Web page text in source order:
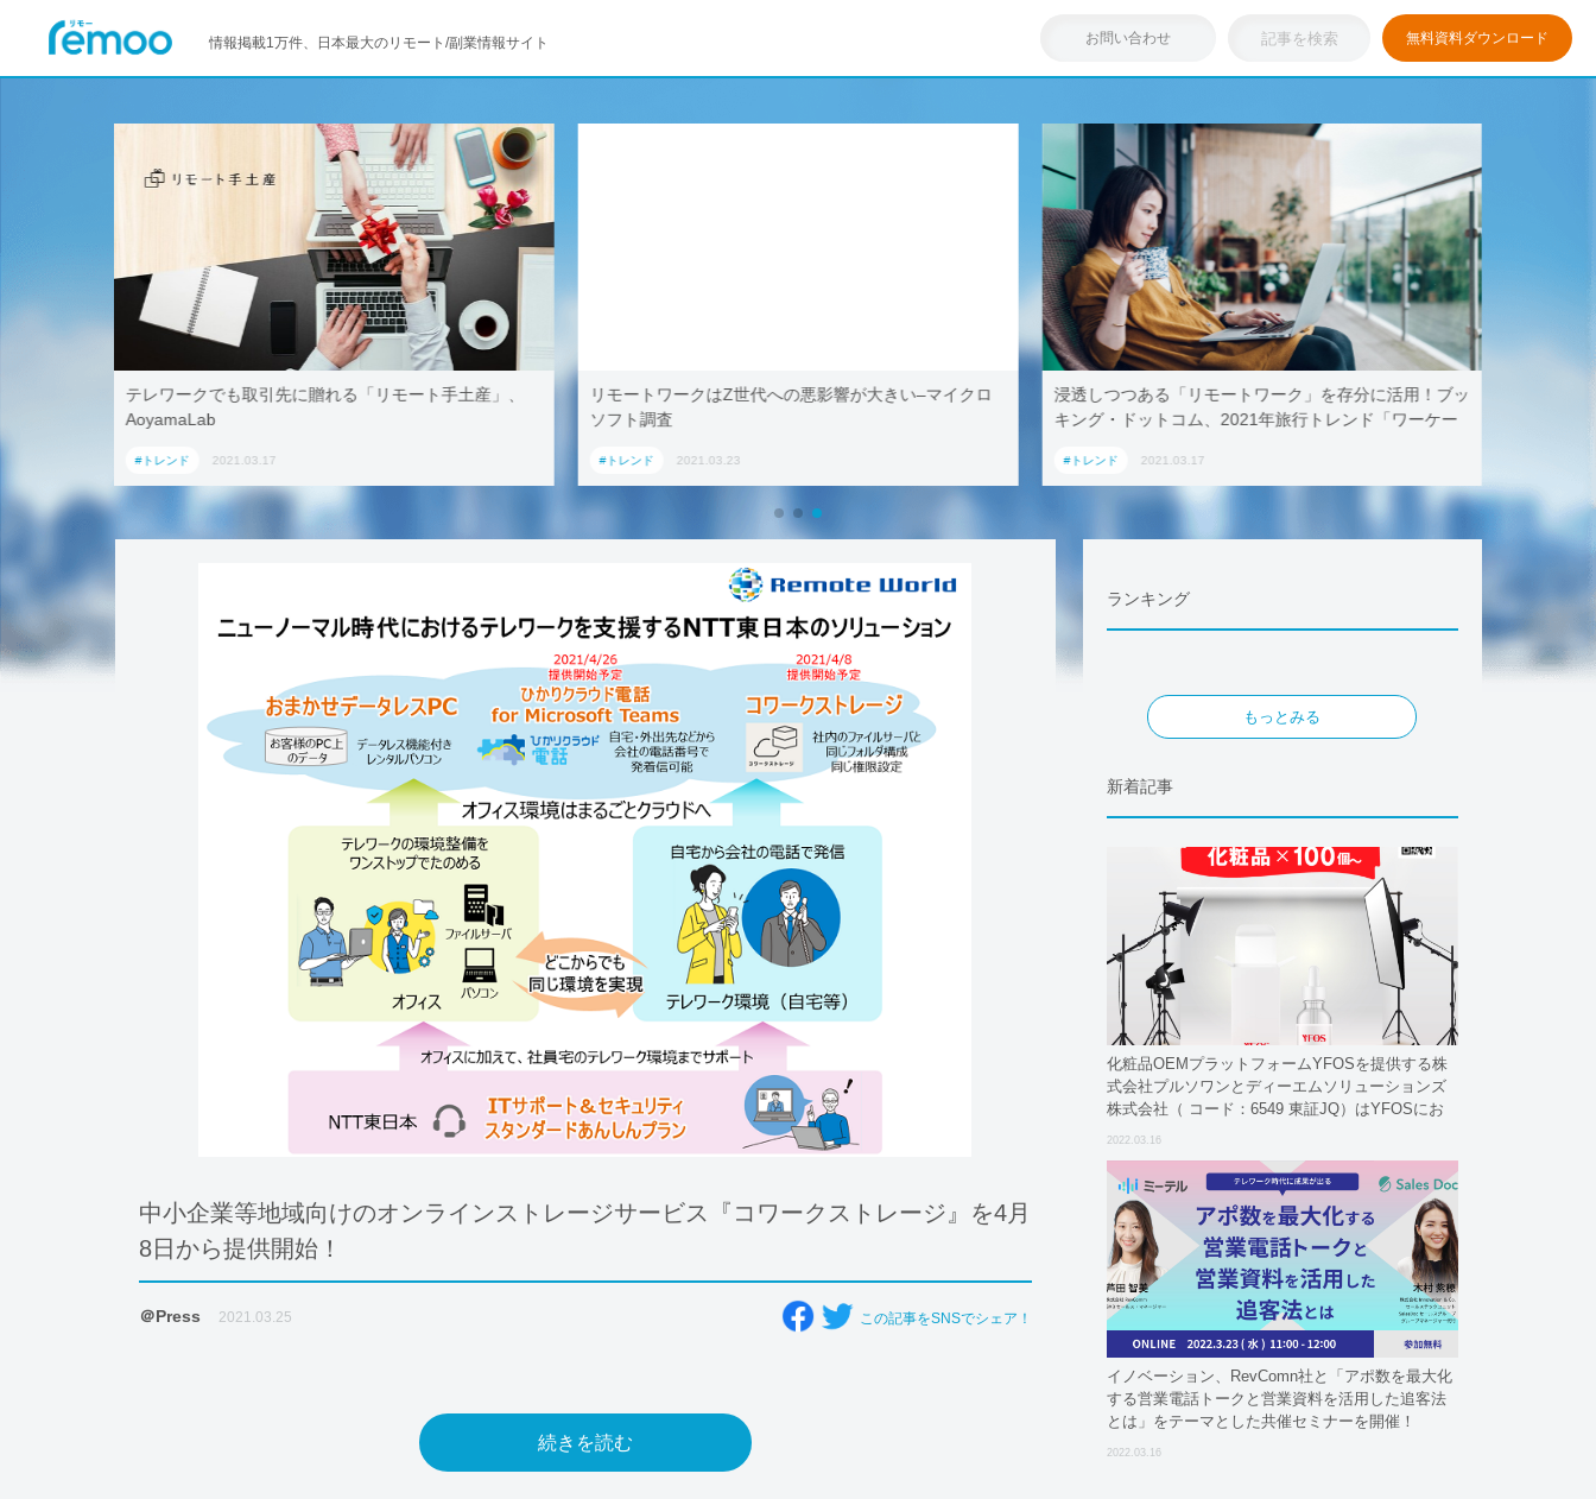
情報掲載1万件、日本最大のリモート/副業情報サイト お問い合わせ 無料資料ダウンロード
テレワークでも取引先に贈れる「リモート手土産」、
AoyamaLab
#トレンド 2021.03.17
リモートワークはZ世代への悪影響が大きい–マイクロ
ソフト調査
#トレンド 2021.03.23
浸透しつつある「リモートワーク」を存分に活用！ブッ
キング・ドットコム、2021年旅行トレンド「ワーケー
#トレンド 2021.03.17
中小企業等地域向けのオンラインストレージサービス『コワークストレージ』を4月
8日から提供開始！
＠Press 2021.03.25 この記事をSNSでシェア！
続きを読む
ランキング
もっとみる
新着記事
化粧品OEMプラットフォームYFOSを提供する株
式会社プルソワンとディーエムソリューションズ
株式会社（ コード：6549 東証JQ）はYFOSにお
2022.03.16
イノベーション、RevComn社と「アポ数を最大化
する営業電話トークと営業資料を活用した追客法
とは」をテーマとした共催セミナーを開催！
2022.03.16